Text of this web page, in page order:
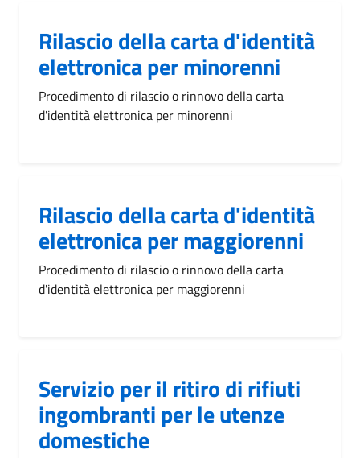
Rilascio della carta d'identità
elettronica per minorenni
Procedimento di rilascio o rinnovo della carta
d'identità elettronica per minorenni
Rilascio della carta d'identità
elettronica per maggiorenni
Procedimento di rilascio o rinnovo della carta
d'identità elettronica per maggiorenni
Servizio per il ritiro di rifiuti
ingombranti per le utenze
domestiche